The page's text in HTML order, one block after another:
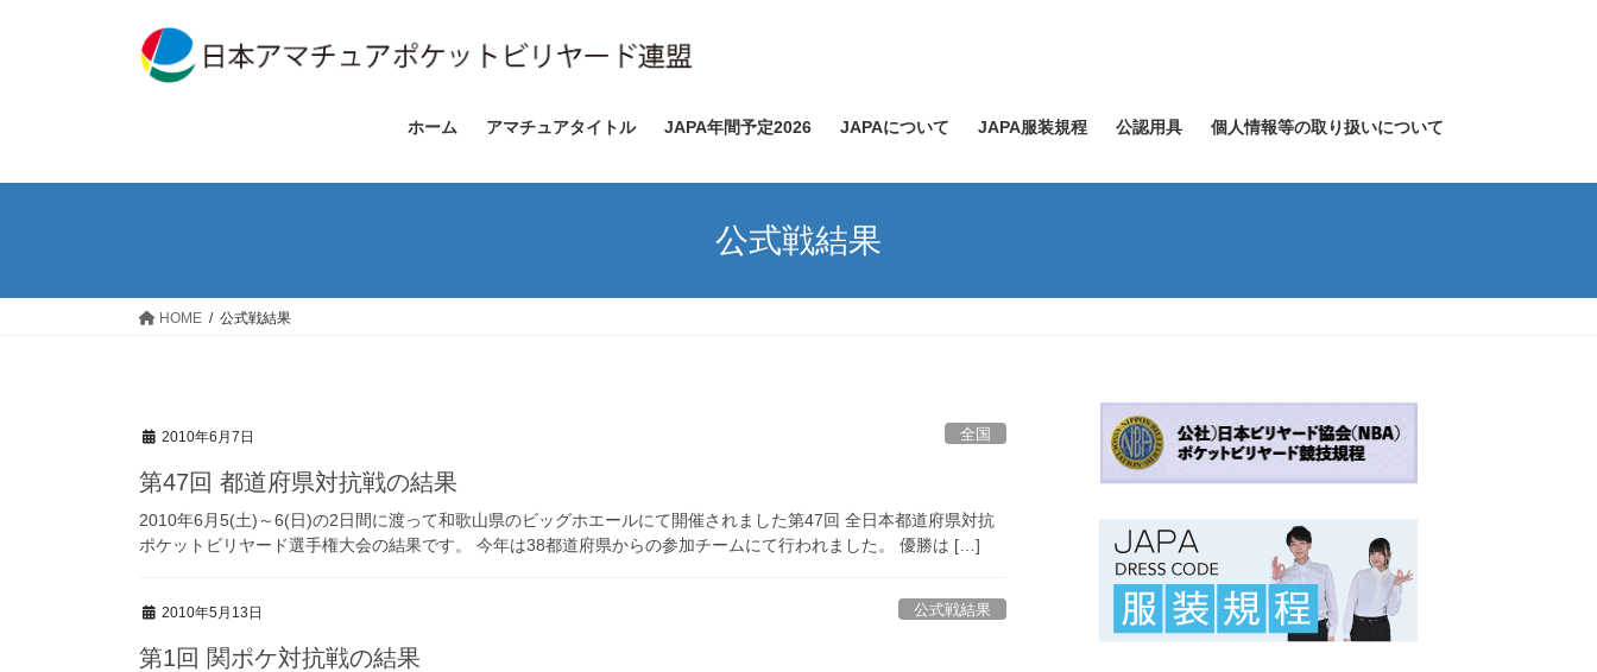
ス
ン
ホーム アマチュアタイトル JAPA年間予定2026 JAPAについて JAPA服装規程 公認用具 個人情報等の取り扱いについて
公式戦結果
HOME 公式戦結果
2010年6月7日 全国
第47回 都道府県対抗戦の結果
2010年6月5(土)～6(日)の2日間に渡って和歌山県のビッグホエールにて開催されました第47回 全日本都道府県対抗
ポケットビリヤード選手権大会の結果です。 今年は38都道府県からの参加チームにて行われました。 優勝は […]
2010年5月13日 公式戦結果
第1回 関ポケ対抗戦の結果